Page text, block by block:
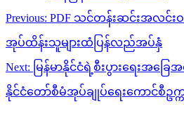
Post
navigation
Previous: PDF သင်တန်းဆင်းအလင်း
အုပ်ထိန်းသူများထံပြန်လည်အပ်နှံ
Next: မြန်မာနိုင်ငံရဲ့စီးပွားရေးအ‌ခြ
နိုင်ငံတော်စီမံအုပ်ချုပ်ရေးကောင်စီဥက္က